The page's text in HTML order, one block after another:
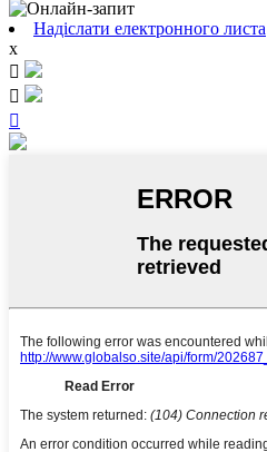
Надіслати електронного листа
x


